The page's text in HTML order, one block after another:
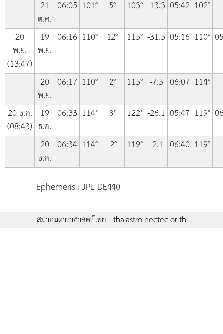
21
ต.ค.
06:05 101° 5° 103° -13.3 05:42 102°
20
พ.ย.
(13:47)
19
พ.ย.
06:16 110° 12° 115° -31.5 05:16 110°
20
พ.ย.
06:17 110° 2° 115° -7.5 06:07 114°
20 ธ.ค.
(08:43)
19
ธ.ค.
06:33 114° 8° 122° -26.1 05:47 119°
20
ธ.ค.
06:34 114° -2° 119° -2.1 06:40 119°
Ephemeris : JPL DE440
สมาคมดาราศาสตร์ไทย - thaiastro.nectec.or.th